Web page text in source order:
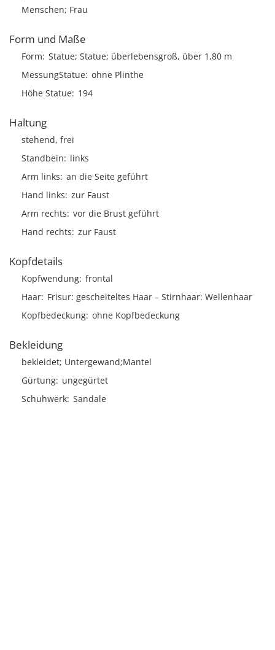
Menschen; Frau
Form und Maße
Form Statue; Statue; überlebensgroß, über 1,80 m
MessungStatue ohne Plinthe
Höhe Statue 194
Haltung
stehend, frei
Standbein
links
Arm links an die Seite geführt
Hand links zur Faust
Arm rechts vor die Brust geführt
Hand rechts zur Faust
Kopfdetails
Kopfwendung frontal
Haar Frisur gescheiteltes Haar Stirnhaar Wellenhaar
Kopfbedeckung ohne Kopfbedeckung
Bekleidung
bekleidet; Untergewand;Mantel
Gürtung ungegürtet
Schuhwerk Sandale